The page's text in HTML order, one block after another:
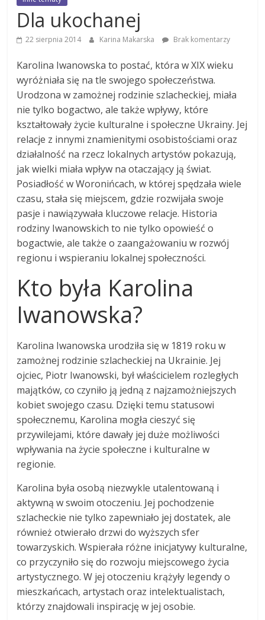
Dla ukochanej
22 sierpnia 2014 Karina Makarska Brak komentarzy
Karolina Iwanowska to postać, która w XIX wieku
wyróżniała się na tle swojego społeczeństwa.
Urodzona w zamożnej rodzinie szlacheckiej, miała
nie tylko bogactwo, ale także wpływy, które
kształtowały życie kulturalne i społeczne Ukrainy. Jej
relacje z innymi znamienitymi osobistościami oraz
działalność na rzecz lokalnych artystów pokazują,
jak wielki miała wpływ na otaczający ją świat.
Posiadłość w Woronińcach, w której spędzała wiele
czasu, stała się miejscem, gdzie rozwijała swoje
pasje i nawiązywała kluczowe relacje. Historia
rodziny Iwanowskich to nie tylko opowieść o
bogactwie, ale także o zaangażowaniu w rozwój
regionu i wspieraniu lokalnej społeczności.
Kto była Karolina
Iwanowska?
Karolina Iwanowska urodziła się w 1819 roku w
zamożnej rodzinie szlacheckiej na Ukrainie. Jej
ojciec, Piotr Iwanowski, był właścicielem rozległych
majątków, co czyniło ją jedną z najzamożniejszych
kobiet swojego czasu. Dzięki temu statusowi
społecznemu, Karolina mogła cieszyć się
przywilejami, które dawały jej duże możliwości
wpływania na życie społeczne i kulturalne w
regionie.
Karolina była osobą niezwykle utalentowaną i
aktywną w swoim otoczeniu. Jej pochodzenie
szlacheckie nie tylko zapewniało jej dostatek, ale
również otwierało drzwi do wyższych sfer
towarzyskich. Wspierała różne inicjatywy kulturalne,
co przyczyniło się do rozwoju miejscowego życia
artystycznego. W jej otoczeniu krążyły legendy o
mieszkańcach, artystach oraz intelektualistach,
którzy znajdowali inspirację w jej osobie.